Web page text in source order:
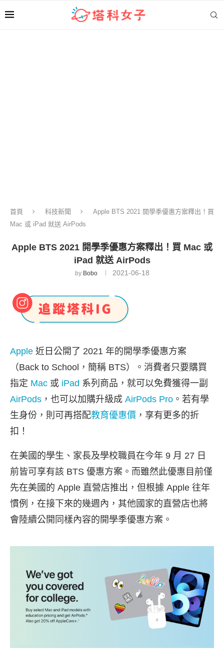
首頁 科技新聞
Apple BTS 2021 開學季優惠方案釋出！買
Mac 或 iPad 就送 AirPods
Apple BTS 2021 開學季優惠方案釋出！買 Mac 或
iPad 就送 AirPods
by Bobo 2021-06-18
Apple 近日公開了 2021 年的開學季優惠方案
（Back to School，簡稱 BTS）。消費者只要購買
指定 Mac 或 iPad 系列商品，就可以免費獲得一副
AirPods ，也可以加購升級成 AirPods Pro 。若有學
生身份，則可再搭配教育優惠價 ，享有更多的折
扣！
在美國的學生、家長及學校職員在今年 9 月 27 日
前皆可享有該 BTS 優惠方案。而雖然此優惠目前僅
先在美國的 Apple 直營店推出，但根據 Apple 往年
慣例，在接下來的幾週內，其他國家的直營店也將
會陸續公開同樣內容的開學季優惠方案。